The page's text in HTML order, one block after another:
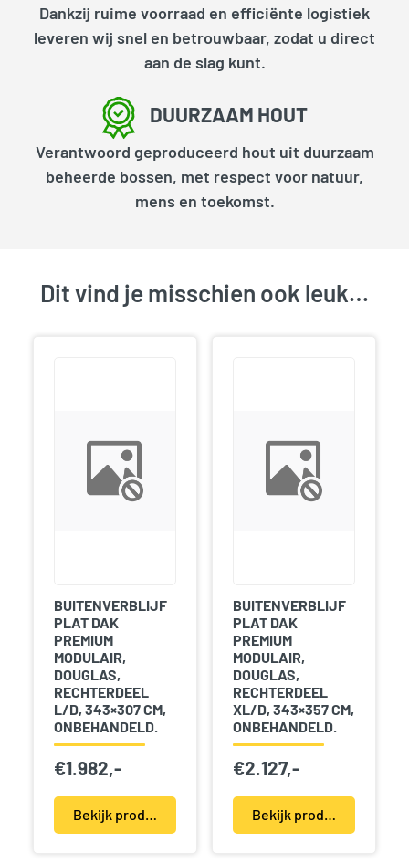
Dankzij ruime voorraad en efficiënte logistiek
leveren wij snel en betrouwbaar, zodat u direct
aan de slag kunt.
DUURZAAM HOUT
Verantwoord geproduceerd hout uit duurzaam
beheerde bossen, met respect voor natuur,
mens en toekomst.
Dit vind je misschien ook leuk…
BUITENVERBLIJF
PLAT DAK
PREMIUM
MODULAIR,
DOUGLAS,
RECHTERDEEL
L/D, 343×307 CM,
ONBEHANDELD.
€1.982,-
Bekijk product(en)
BUITENVERBLIJF
PLAT DAK
PREMIUM
MODULAIR,
DOUGLAS,
RECHTERDEEL
XL/D, 343×357 CM,
ONBEHANDELD.
€2.127,-
Bekijk product(en)